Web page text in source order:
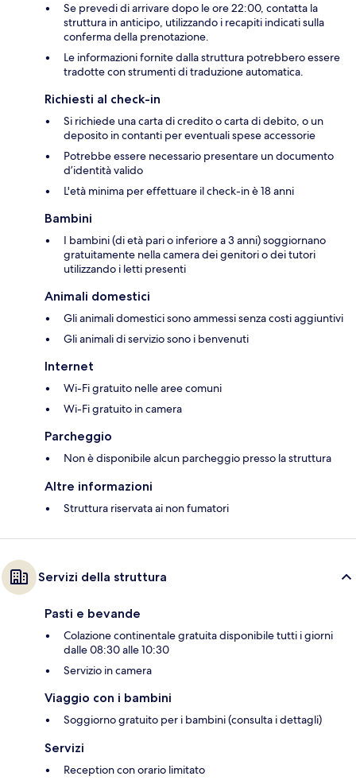
Se prevedi di arrivare dopo le ore 22:00, contatta la
struttura in anticipo, utilizzando i recapiti indicati sulla
conferma della prenotazione.
Le informazioni fornite dalla struttura potrebbero essere
tradotte con strumenti di traduzione automatica.
Richiesti al check-in
Si richiede una carta di credito o carta di debito, o un
deposito in contanti per eventuali spese accessorie
Potrebbe essere necessario presentare un documento
d’identità valido
L'età minima per effettuare il check-in è 18 anni
Bambini
I bambini (di età pari o inferiore a 3 anni) soggiornano
gratuitamente nella camera dei genitori o dei tutori
utilizzando i letti presenti
Animali domestici
Gli animali domestici sono ammessi senza costi aggiuntivi
Gli animali di servizio sono i benvenuti
Internet
Wi-Fi gratuito nelle aree comuni
Wi-Fi gratuito in camera
Parcheggio
Non è disponibile alcun parcheggio presso la struttura
Altre informazioni
Struttura riservata ai non fumatori
Servizi della struttura
Pasti e bevande
Colazione continentale gratuita disponibile tutti i giorni
dalle 08:30 alle 10:30
Servizio in camera
Viaggio con i bambini
Soggiorno gratuito per i bambini (consulta i dettagli)
Servizi
Reception con orario limitato